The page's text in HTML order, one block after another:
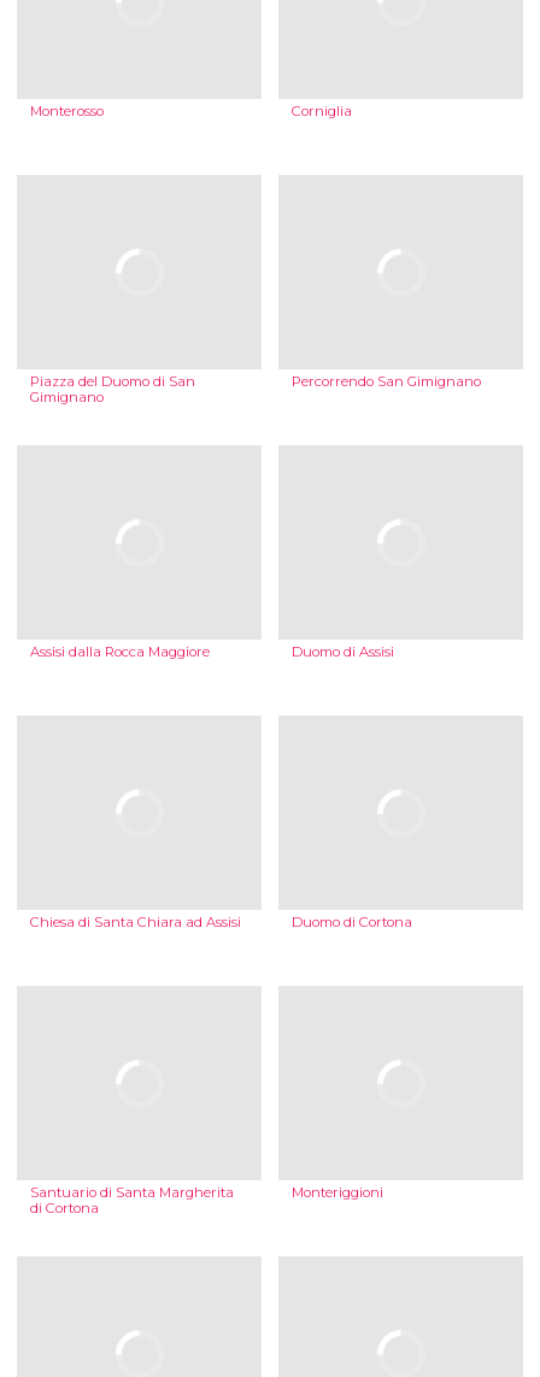
Monterosso Corniglia
Piazza del Duomo di San
Gimignano
Percorrendo San Gimignano
Assisi dalla Rocca Maggiore Duomo di Assisi
Chiesa di Santa Chiara ad Assisi Duomo di Cortona
Santuario di Santa Margherita
di Cortona
Monteriggioni